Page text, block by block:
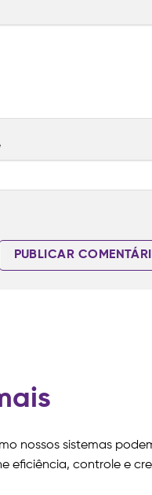
nossos sistemas
eficiência, controle e